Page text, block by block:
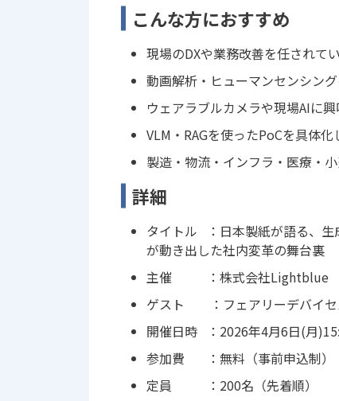
こんな方におすすめ
現場のDXや業務改善を任されて
動画解析・ヒューマンセンシン
ウェアラブルカメラや現場AIに
VLM‧RAGを使ったPoCを具体化
製造・物流・インフラ・医療・
詳細
タイトル ：日本製紙が語る、生
が動き出した社内変革の舞台裏
主催 ：株式会社Lightblue
ゲスト ：フェアリーデバイセ
開催日時 ：2026年4月6日(月
参加費 ：無料（事前申込制）
定員 ：200名（先着順）